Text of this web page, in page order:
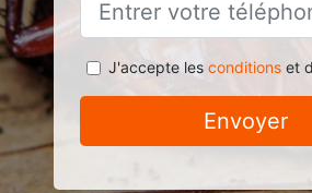
J'accepte les conditionset
Envoyer